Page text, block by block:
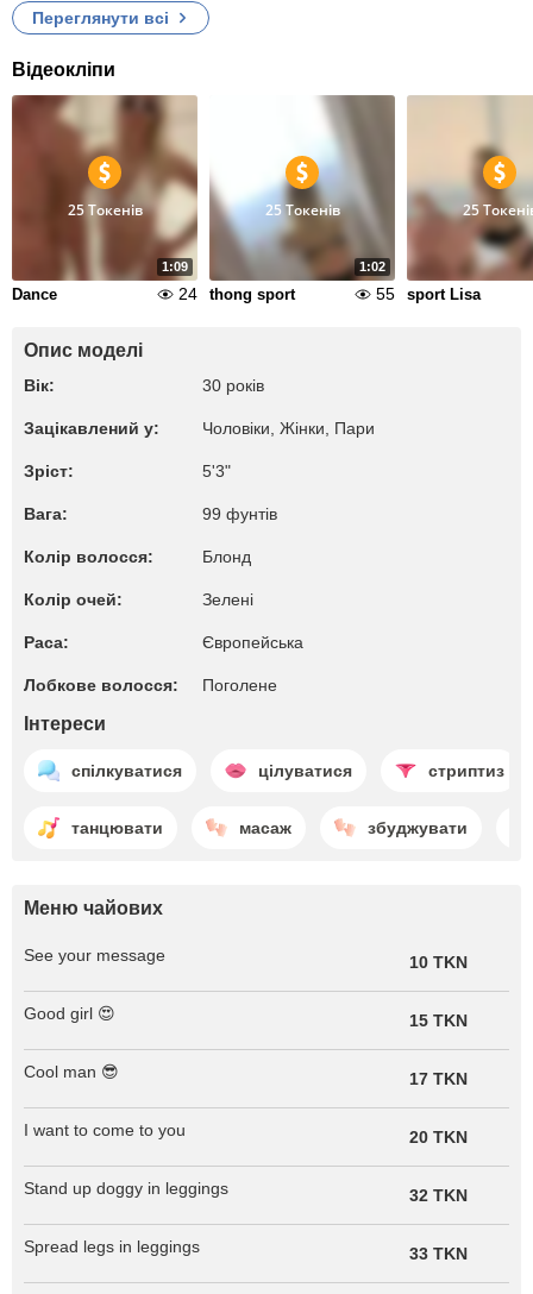
Переглянути всі
Відеокліпи
1:09
25 Токенів
Dance 24
1:02
25 Токенів
thong sport 55
25
sport Lisa
Опис моделі
Вік: 30 років
Зацікавлений у: Чоловіки, Жiнки, Пари
Зріст: 5'3"
Вага: 99 фунтів
Колір волосся: Блонд
Колір очей: Зелені
Раса: Європейська
Лобкове волосся: Поголене
Інтереси
спілкуватися цілуватися стриптиз
танцювати масаж збуджувати
Меню чайових
See your message 10 TKN
Good girl 😍 15 TKN
Cool man 😎 17 TKN
I want to come to you 20 TKN
Stand up doggy in leggings 32 TKN
Spread legs in leggings 33 TKN